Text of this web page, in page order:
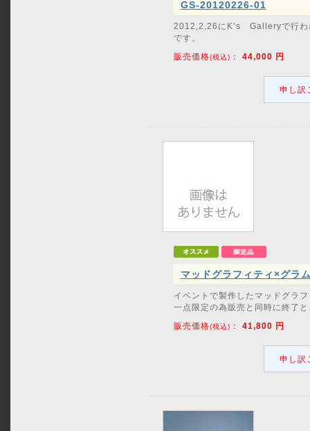
GS-20120226-01
2012,2,26にK’s Galleryで行わ
です。
販売価格(税込) ： 44,000 円
申し訳
マッドグラフィティ×グラ
イベントで製作したマッドグラ
一点限定の為販売と同時に終了
販売価格(税込) ： 41,800 円
申し訳